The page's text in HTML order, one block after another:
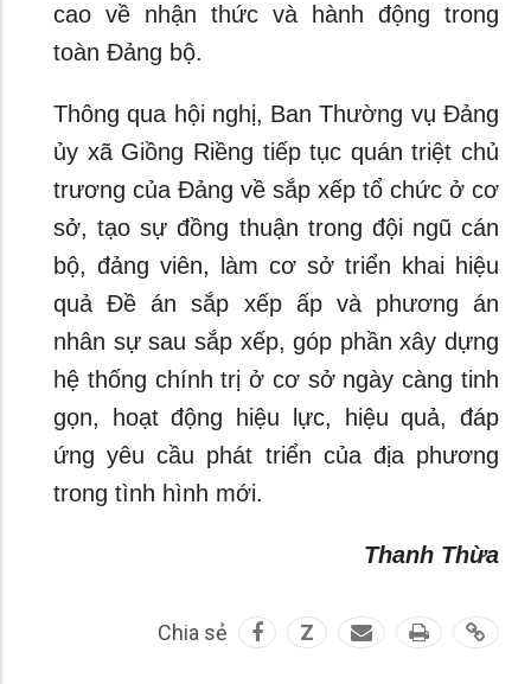
cao về nhận thức và hành động trong
toàn Đảng bộ.
Thông qua hội nghị, Ban Thường vụ Đảng
ủy xã Giồng Riềng tiếp tục quán triệt chủ
trương của Đảng về sắp xếp tổ chức ở cơ
sở, tạo sự đồng thuận trong đội ngũ cán
bộ, đảng viên, làm cơ sở triển khai hiệu
quả Đề án sắp xếp ấp và phương án
nhân sự sau sắp xếp, góp phần xây dựng
hệ thống chính trị ở cơ sở ngày càng tinh
gọn, hoạt động hiệu lực, hiệu quả, đáp
ứng yêu cầu phát triển của địa phương
trong tình hình mới.
Thanh Thừa
Chia sẻ Z